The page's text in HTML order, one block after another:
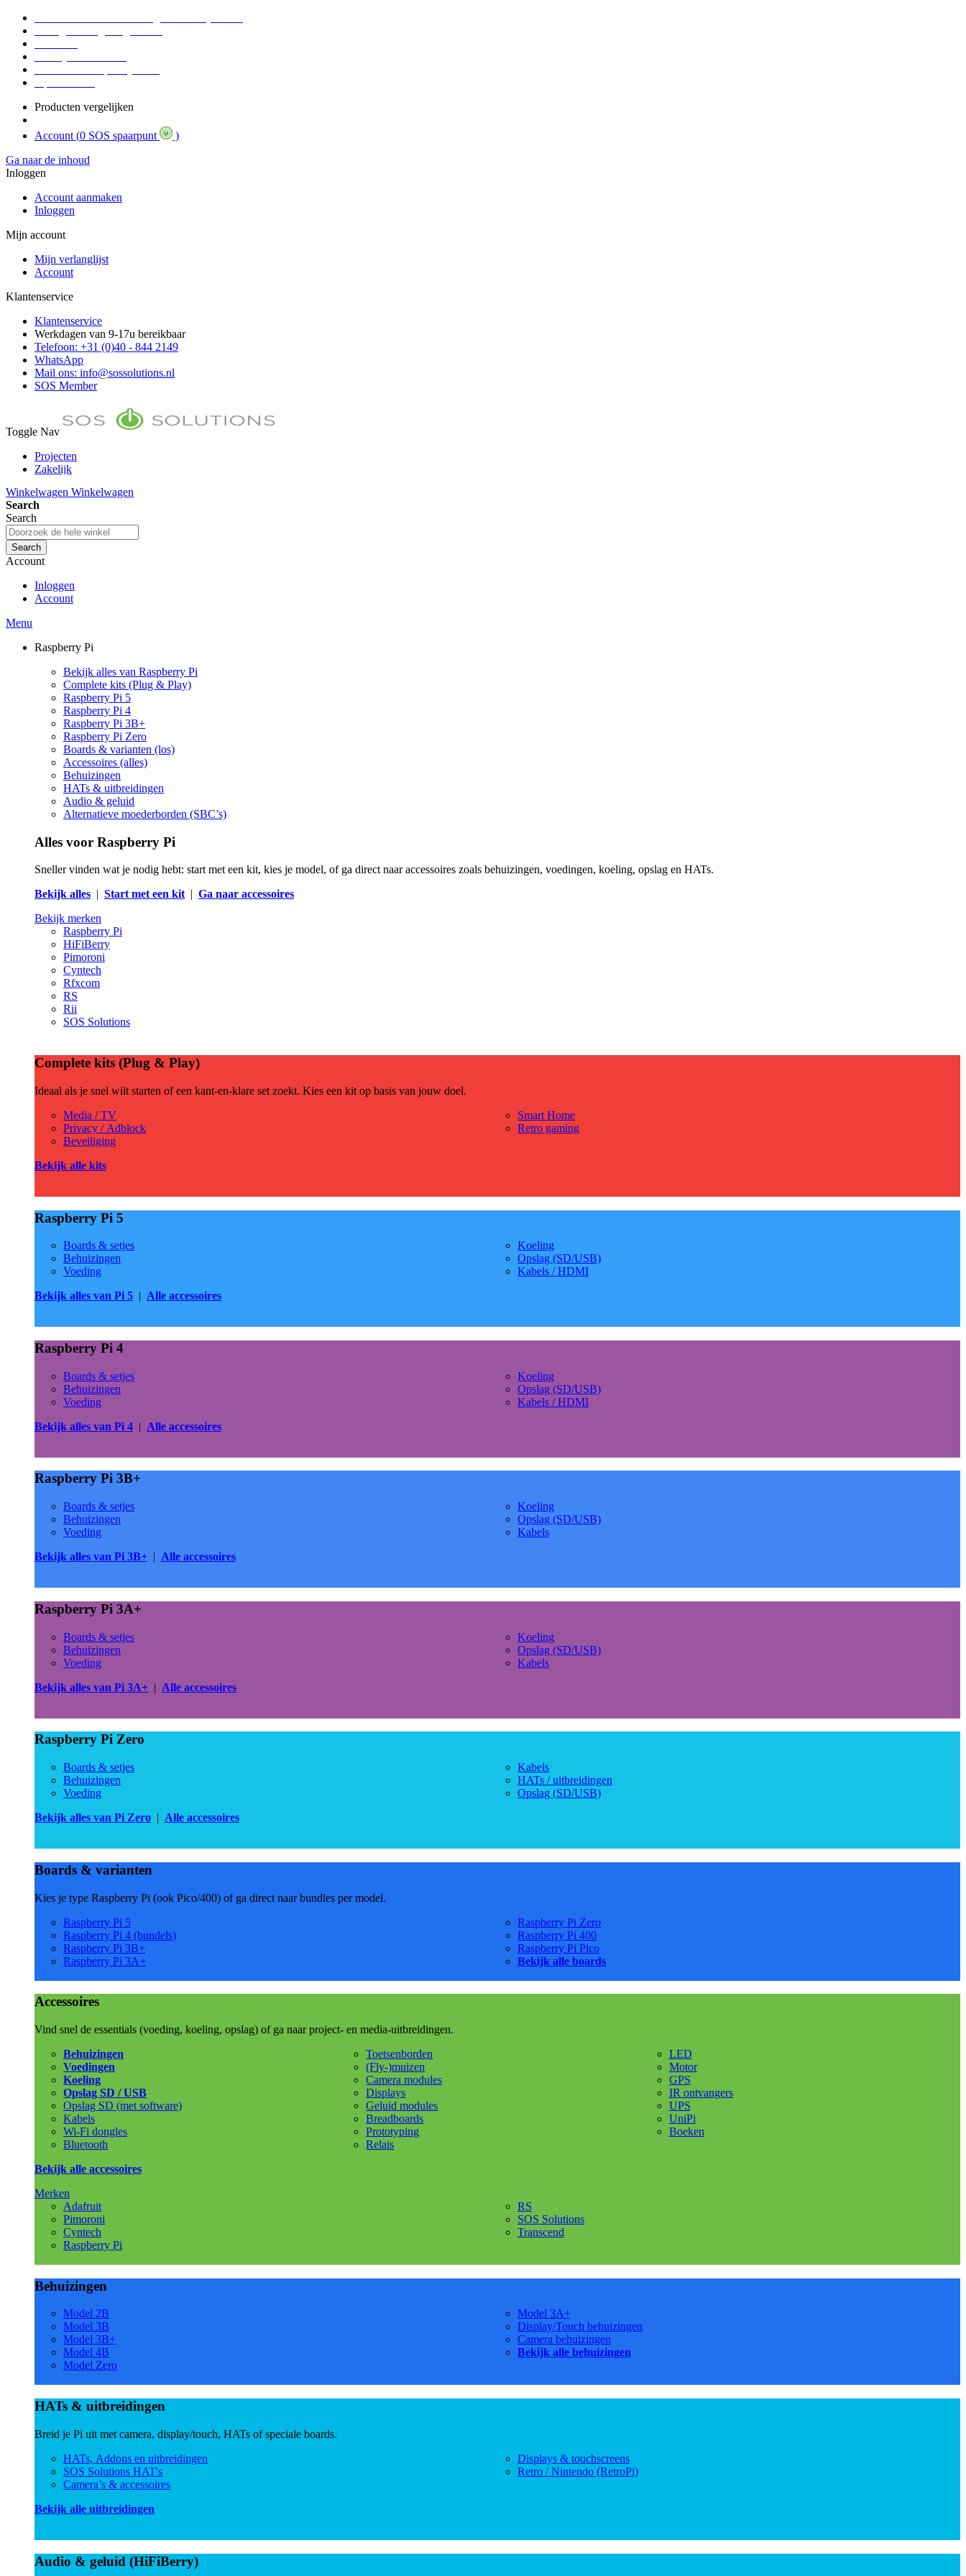
Producten vergelijken
Account (0 SOS spaarpunt
)
Ga naar de inhoud
Inloggen
Account aanmaken
Inloggen
Mijn account
Mijn verlanglijst
Account
Klantenservice
Klantenservice
Werkdagen van 9-17u bereikbaar
Telefoon: +31 (0)40 - 844 2149
WhatsApp
Mail ons: info@sossolutions.nl
SOS Member
Toggle Nav
Projecten
Zakelijk
Toon prijzen Incl. BTW
Toon prijzen Excl. BTW
Winkelwagen Winkelwagen
Search
Search
Search
Account
Inloggen
Account
Menu
Raspberry Pi
Bekijk alles van Raspberry Pi
Complete kits (Plug & Play)
Raspberry Pi 5
Raspberry Pi 4
Raspberry Pi 3B+
Raspberry Pi Zero
Boards & varianten (los)
Accessoires (alles)
Behuizingen
HATs & uitbreidingen
Audio & geluid
Alternatieve moederborden (SBC’s)
Alles voor Raspberry Pi
Sneller vinden wat je nodig hebt: start met een kit, kies je model, of ga direct naar accessoires zoals behuizingen, voedingen, koeling, opslag en HATs.
Bekijk alles | Start met een kit| Ga naar accessoires
Bekijk merken
Raspberry Pi
HiFiBerry
Pimoroni
Cyntech
Rfxcom
RS
Rii
SOS Solutions
Complete kits (Plug & Play)
Ideaal als je snel wilt starten of een kant-en-klare set zoekt. Kies een kit op basis van jouw doel.
Media / TV
Privacy / Adblock
Beveiliging
Smart Home
Retro gaming
Bekijk alle kits
Raspberry Pi 5
Boards & setjes
Behuizingen
Voeding
Koeling
Opslag (SD/USB)
Kabels / HDMI
Bekijk alles van Pi 5 | Alle accessoires
Raspberry Pi 4
Boards & setjes
Behuizingen
Voeding
Koeling
Opslag (SD/USB)
Kabels / HDMI
Bekijk alles van Pi 4 | Alle accessoires
Raspberry Pi 3B+
Boards & setjes
Behuizingen
Voeding
Koeling
Opslag (SD/USB)
Kabels
Bekijk alles van Pi 3B+ | Alle accessoires
Raspberry Pi 3A+
Boards & setjes
Behuizingen
Voeding
Koeling
Opslag (SD/USB)
Kabels
Bekijk alles van Pi 3A+ | Alle accessoires
Raspberry Pi Zero
Boards & setjes
Behuizingen
Voeding
Kabels
HATs / uitbreidingen
Opslag (SD/USB)
Bekijk alles van Pi Zero | Alle accessoires
Boards & varianten
Kies je type Raspberry Pi (ook Pico/400) of ga direct naar bundles per model.
Raspberry Pi 5
Raspberry Pi 4 (bundels)
Raspberry Pi 3B+
Raspberry Pi 3A+
Raspberry Pi Zero
Raspberry Pi 400
Raspberry Pi Pico
Bekijk alle boards
Accessoires
Vind snel de essentials (voeding, koeling, opslag) of ga naar project- en media-uitbreidingen.
Behuizingen
Voedingen
Koeling
Opslag SD / USB
Opslag SD (met software)
Kabels
Wi-Fi dongles
Bluetooth
Toetsenborden
(Fly-)muizen
Camera modules
Displays
Geluid modules
Breadboards
Prototyping
Relais
LED
Motor
GPS
IR ontvangers
UPS
UniPi
Boeken
Bekijk alle accessoires
Merken
Adafruit
Pimoroni
Cyntech
Raspberry Pi
RS
SOS Solutions
Transcend
Behuizingen
Model 2B
Model 3B
Model 3B+
Model 4B
Model Zero
Model 3A+
Display/Touch behuizingen
Camera behuizingen
Bekijk alle behuizingen
HATs & uitbreidingen
Breid je Pi uit met camera, display/touch, HATs of speciale boards.
HATs, Addons en uitbreidingen
SOS Solutions HAT's
Camera’s & accessoires
Displays & touchscreens
Retro / Nintendo (RetroPi)
Bekijk alle uitbreidingen
Audio & geluid (HiFiBerry)